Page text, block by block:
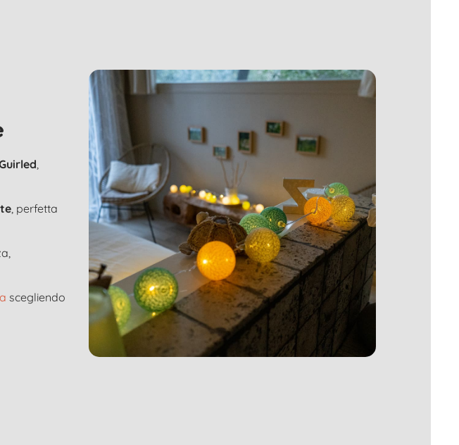
, perfetta
scegliendo